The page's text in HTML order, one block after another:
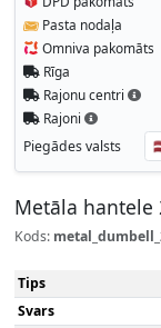
Pasta nodaļa
Omniva pakomāts
Rīga
Rajonu centri
Rajoni
Piegādes valsts
Metāla hantele
Kods:
Tips
Svars